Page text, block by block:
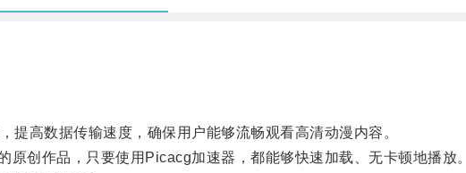
高数据传输速度，确保用户能够流畅观看高清动漫内容。
创作品，只要使用Picacg加速器，都能够快速加载、无卡顿地播放。